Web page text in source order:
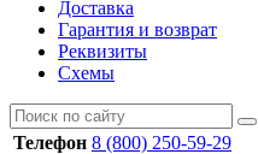
Доставка
Гарантия и возврат
Реквизиты
Схемы
Телефон 8 (800) 250-59-29